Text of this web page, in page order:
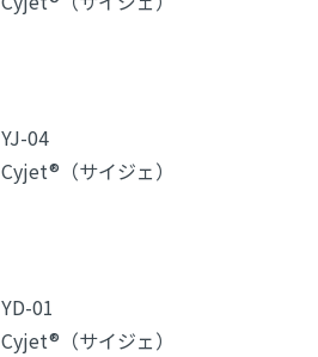
YJ-04
Cyjet®（サイジェ）
YD-01
Cyjet®（サイジェ）